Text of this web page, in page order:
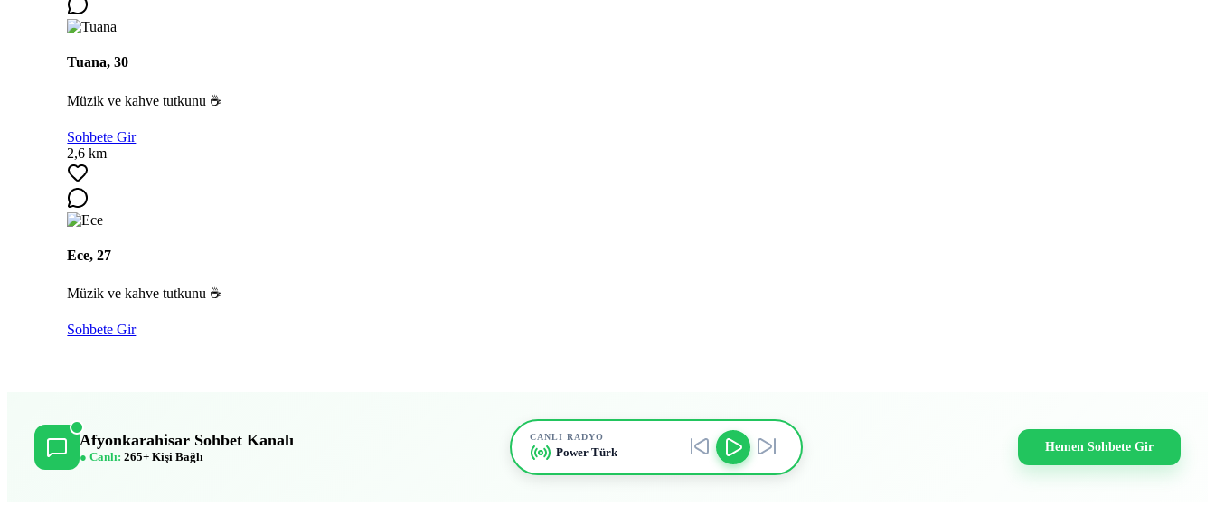
Tuana, 30
Müzik ve kahve tutkunu ☕
Sohbete Gir
2,6 km
Ece, 27
Müzik ve kahve tutkunu ☕
Sohbete Gir
Afyonkarahisar Sohbet Kanalı
● Canlı: 265+ Kişi Bağlı
CANLI RADYO
Power Türk Hemen Sohbete Gir